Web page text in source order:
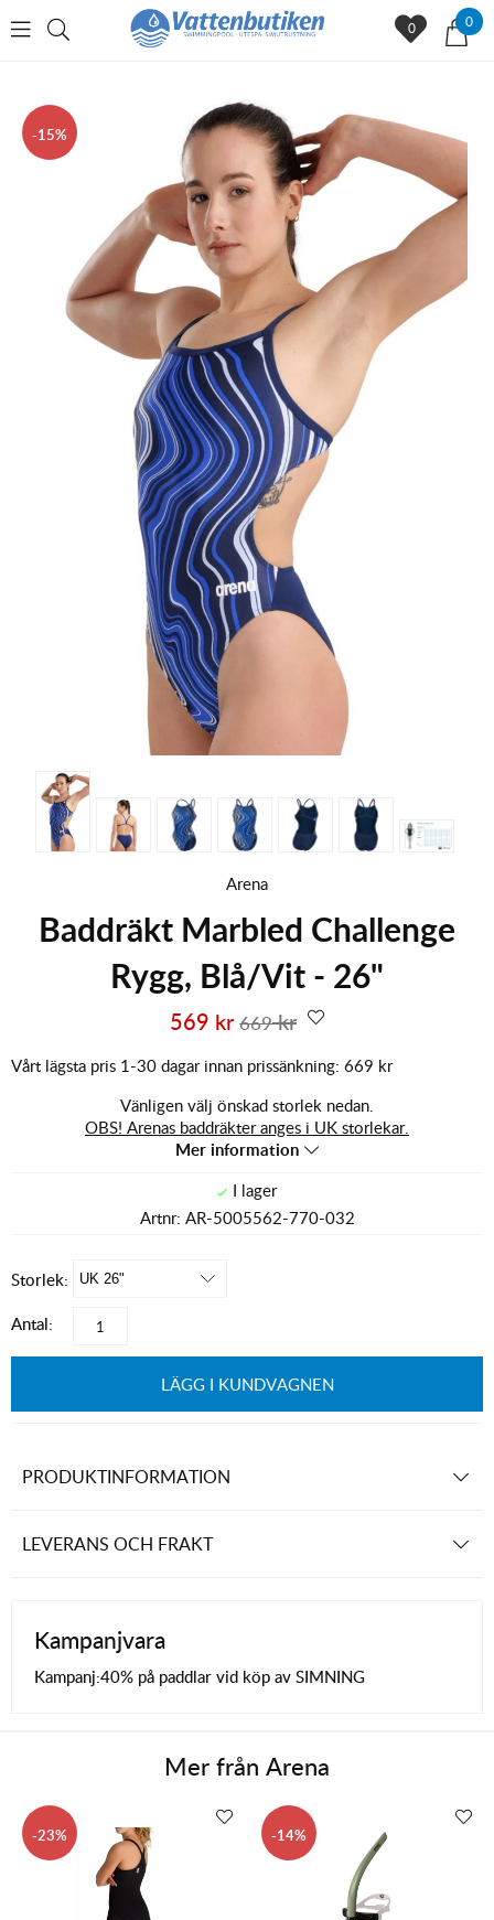
0
0
15
Arena
Baddräkt Marbled Challenge
Rygg, Blå/Vit - 26"
669kr
569 kr
Vårt lägsta pris 1-30 dagar innan prissänkning: 669 kr
Vänligen välj önskad storlek nedan.
OBS! Arenas baddräkter anges i UK storlekar.
Mer information
Artnr: AR-5005562-770-032
Storlek:
Antal:
LÄGG I KUNDVAGNEN
PRODUKTINFORMATION
LEVERANS OCH FRAKT
Kampanjvara
Kampanj:40% på paddlar vid köp av SIMNING
Mer från Arena
23 14